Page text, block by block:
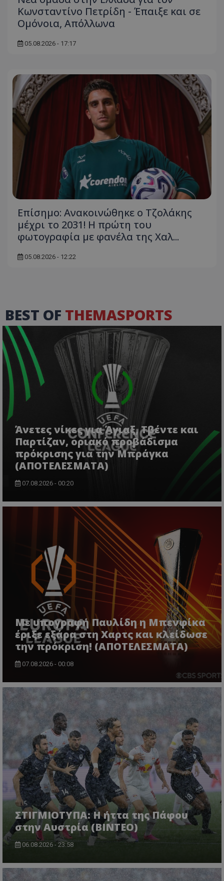
Κωνσταντίνο Πετρίδη - Έπαιξε και σε
Ομόνοια, Απόλλωνα
05.08.2026 - 17:17
Επίσημο: Ανακοινώθηκε ο Τζολάκης
μέχρι το 2031! Η πρώτη του
φωτογραφία με φανέλα της Χαλ...
05.08.2026 - 12:22
BEST OF THEMASPORTS
Άνετες νίκες για Άγιαξ, Τβέντε και
Παρτίζαν, οριακό προβάδισμα
πρόκρισης για την Μπράγκα
(ΑΠΟΤΕΛΕΣΜΑΤΑ)
07.08.2026 - 00:20
Με υπογραφή Παυλίδη η Μπενφίκα
έριξε εξάρα στη Χαρτς και κλείδωσε
την πρόκριση! (ΑΠΟΤΕΛΕΣΜΑΤΑ)
07.08.2026 - 00:08
ΣΤΙΓΜΙΟΤΥΠΑ: Η ήττα της Πάφου
στην Αυστρία (ΒΙΝΤΕΟ)
06.08.2026 - 23:58